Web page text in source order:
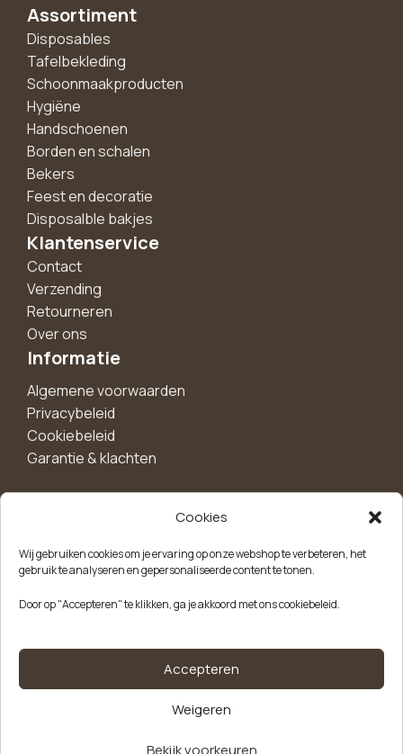
Cookies
Wij gebruiken cookies om je ervaring op onze webshop te verbeteren, het
gebruik te analyseren en gepersonaliseerde content te tonen.
Door op "Accepteren" te klikken, ga je akkoord met ons cookiebeleid.
Accepteren
Weigeren
Bekijk voorkeuren
Assortiment
Disposables
Tafelbekleding
Schoonmaakproducten
Hygiëne
Handschoenen
Borden en schalen
Bekers
Feest en decoratie
Disposalble bakjes
Klantenservice
Contact
Verzending
Retourneren
Over ons
Informatie
Algemene voorwaarden
Privacybeleid
Cookiebeleid
Garantie & klachten
korting!
aanbiedingen, nieuwe producten en handige tips.
Kvk-nummer: 85504947Btw-nummer: NL863646165B01